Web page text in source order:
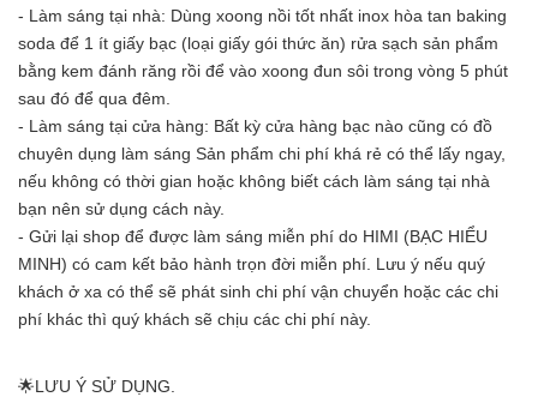
- Làm sáng tại nhà: Dùng xoong nồi tốt nhất inox hòa tan baking
soda để 1 ít giấy bạc (loại giấy gói thức ăn) rửa sạch sản phẩm
bằng kem đánh răng rồi để vào xoong đun sôi trong vòng 5 phút
sau đó để qua đêm.
- Làm sáng tại cửa hàng: Bất kỳ cửa hàng bạc nào cũng có đồ
chuyên dụng làm sáng Sản phẩm chi phí khá rẻ có thể lấy ngay,
nếu không có thời gian hoặc không biết cách làm sáng tại nhà
bạn nên sử dụng cách này.
- Gửi lại shop để được làm sáng miễn phí do HIMI (BẠC HIỂU
MINH) có cam kết bảo hành trọn đời miễn phí. Lưu ý nếu quý
khách ở xa có thể sẽ phát sinh chi phí vận chuyển hoặc các chi
phí khác thì quý khách sẽ chịu các chi phí này.
🌟LƯU Ý SỬ DỤNG.